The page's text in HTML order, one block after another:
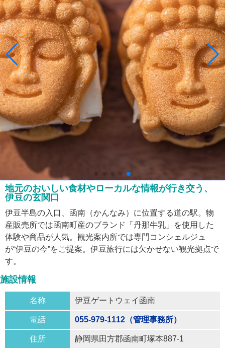
地元のおいしい食材やローカルな情報が行き交う、
伊豆の玄関口
伊豆半島の入口、函南（かんなみ）に位置する道の駅。物
産販売所では函南町産のブランド「丹那牛乳」を使用した
体験や商品が人気。観光案内所では専門コンシェルジュ
が“伊豆の今”をご提案。伊豆旅行には欠かせない観光拠点で
す。
施設情報
名称 伊豆ゲートウェイ函南
電話 055-979-1112（管理事務所）
住所 静岡県田方郡函南町塚本887-1